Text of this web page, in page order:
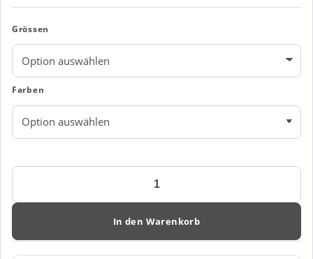
Grössen
Farben
Mascot
Dreiviertel-
mit
In den Warenkorb